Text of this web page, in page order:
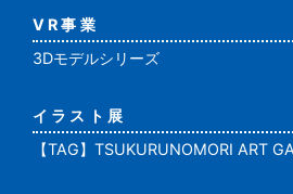
VR事業
3Dモデルシリーズ
イラスト展
【TAG】TSUKURUNOMORI ART